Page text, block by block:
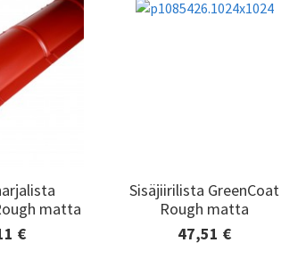
matta
€
matta
ja
Sisäjiirilista GreenCoat
Rough matta
47,51 €
Sisäjiirilista GreenCoat
Rough matta
Lisätiedot ja